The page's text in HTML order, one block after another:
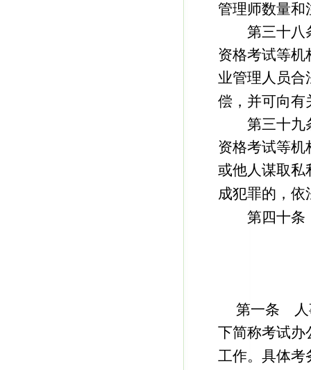
管理师数量和
第三十八条
资格考试等机
业管理人员合
偿，并可向有
第三十九条
资格考试等机
或他人谋取私
成犯罪的，依
第四十条
第一条 人
下简称考试办
工作。具体考